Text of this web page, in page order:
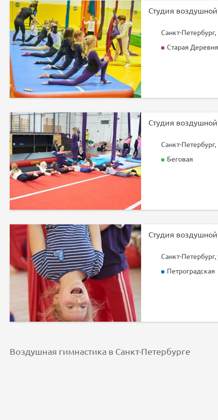
Воздушная гимнастика в Санкт-Петербурге
Санкт-
Старая Деревня
Санкт-
Беговая
Санкт-Петербург,
Петроградская